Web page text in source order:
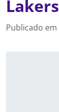
Lakers
Publicado em